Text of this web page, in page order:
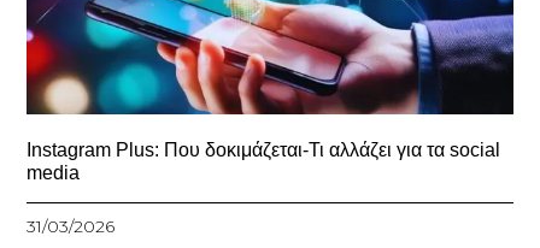
Instagram Plus: Που δοκιμάζεται-Τι αλλάζει για τα social
media
31/03/2026